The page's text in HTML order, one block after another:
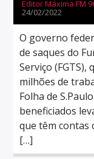
Editor Máxima FM
24/02/2022
O governo
de saques do
Serviço (FGTS),
milhões de
Folha de
beneficiados
que têm contas
[…]